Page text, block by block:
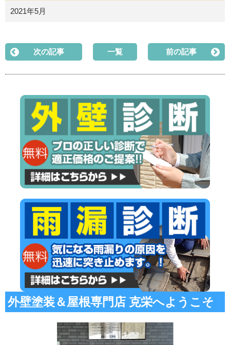
2021年5月
次の記事 一覧 前の記事
外壁塗装＆屋根専門店 克栄へようこそ